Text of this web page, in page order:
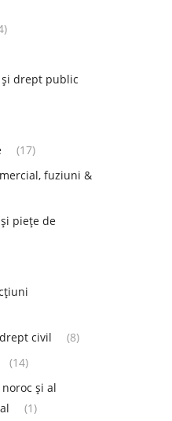
drept public
(17)
fuziuni &
piețe de
civil
(8)
(14)
și al
(1)